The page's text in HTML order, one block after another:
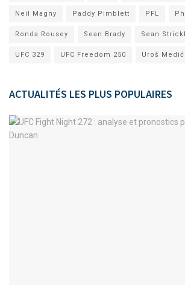
Neil Magny Paddy Pimblett PFL
Ronda Rousey Sean Brady Sean
UFC 329 UFC Freedom 250 Uroš Medić
ACTUALITÉS LES PLUS POPULAIRES